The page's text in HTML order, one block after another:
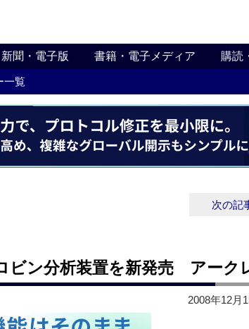
新聞・電子版 書籍・電子メディア 購読
一覧
次の記
ビン分析装置を新発売 アーク
2008年12月